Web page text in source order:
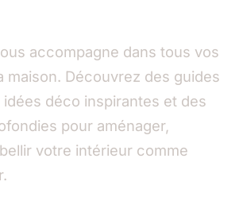
accompagne dans tous vos
maison. Découvrez des guides
déco inspirantes et des
pour aménager,
votre intérieur comme